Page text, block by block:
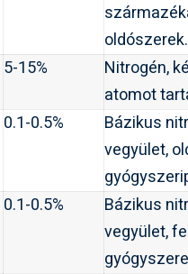
oldószerek.
5-15%
Nitrogén,
atomot
0.1-0.5%
Bázikus
vegyület,
0.1-0.5%
Bázikus
vegyület,